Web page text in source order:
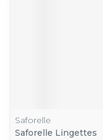
Saforelle
Saforelle Lingettes